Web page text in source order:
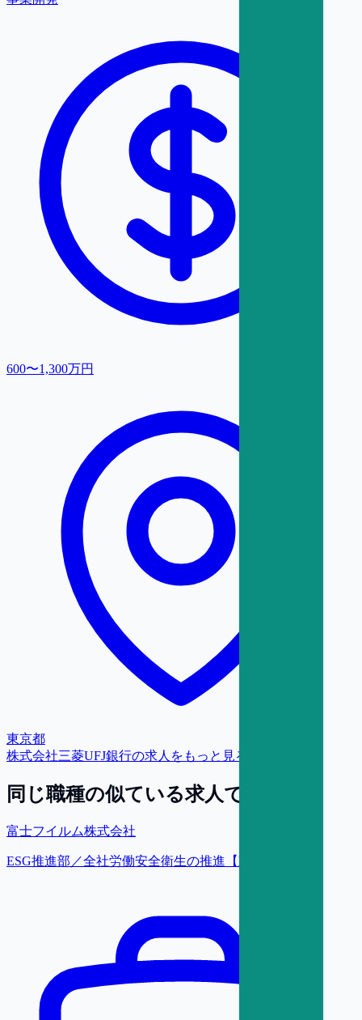
600〜1,300万円
東京都
株式会社三菱UFJ銀行の求人をもっと見る
同じ職種の似ている求人で探す
富士フイルム株式会社
ESG推進部／全社労働安全衛生の推進【東京】